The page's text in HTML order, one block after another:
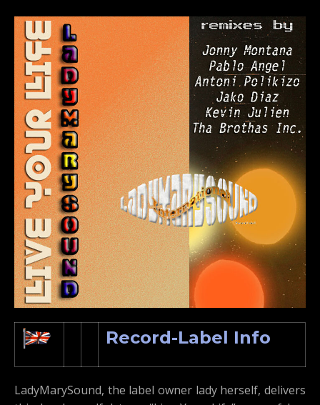
Record-Label Info
LadyMarySound, the label owner lady herself, delivers